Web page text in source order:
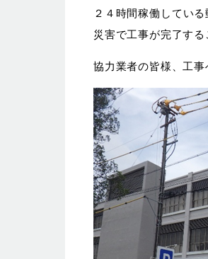
２４時間稼働してい
災害で工事が完了する
協力業者の皆様、工事